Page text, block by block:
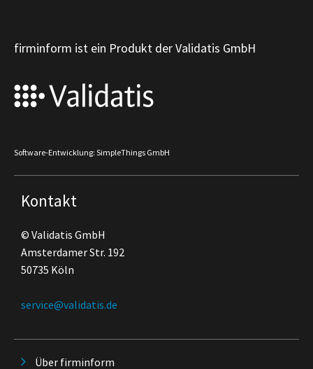
firminform ist ein Produkt der Validatis GmbH
Software-Entwicklung: SimpleThings GmbH
Kontakt
© Validatis GmbH
Amsterdamer Str. 192
50735 Köln
service@validatis.de
Über firminform